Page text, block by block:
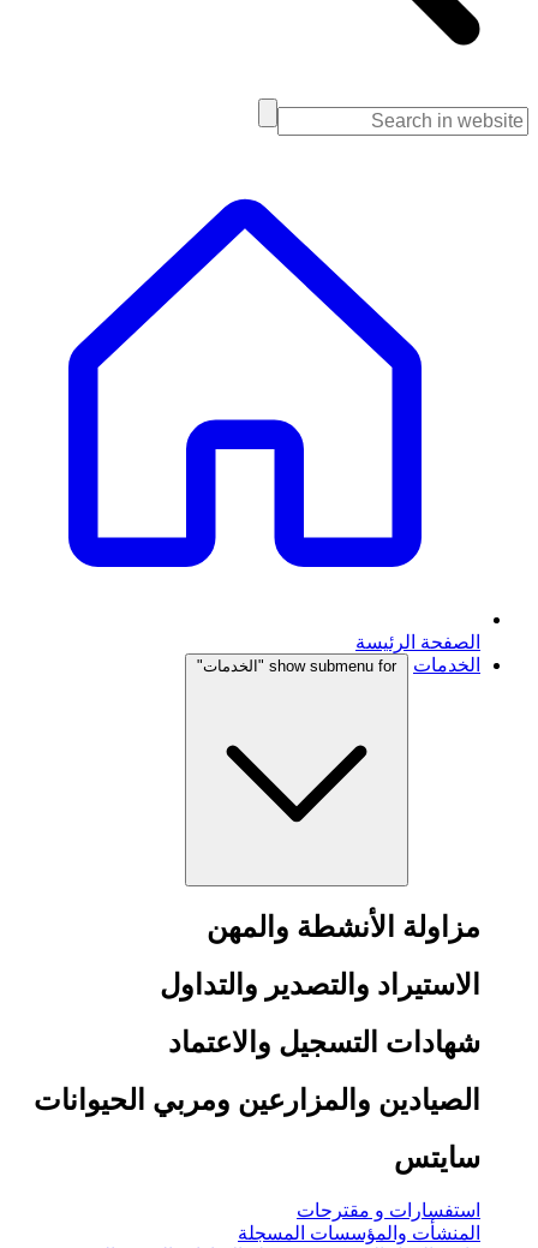
الصفحة الرئيسة
الخدمات
show submenu for "الخدمات"
مزاولة الأنشطة والمهن
الاستيراد والتصدير والتداول
شهادات التسجيل والاعتماد
الصيادين والمزارعين ومربي الحيوانات
سايتس
استفسارات و مقترحات
المنشأت والمؤسسات المسجلة